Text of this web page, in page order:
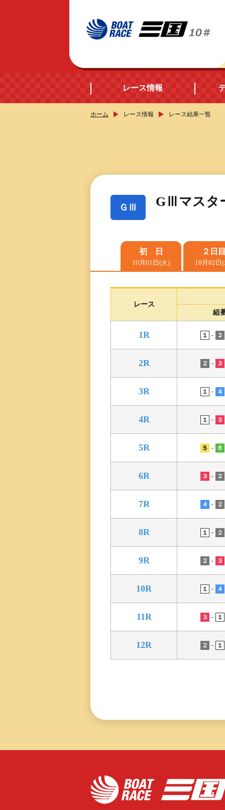
レース情報
レース一覧
レース結果一覧
モーター抽選結果・
前検タイムランキン
得点率ランキング
進入コース別選手成
今節の進入コース別
決まり手
三国専属記者の
直前予想
ホーム レース情報 レース結果一覧
ＧⅢ GⅢマスタ
初 日
10月01日(火)
２日
10月02日
レース
組
1R １ - ２
2R ２ - ３
3R １ - ４
4R １ - ３
5R ５ - ６
6R ３ - ２
7R ４ - ２
8R １ - ２
9R ２ - ３
10R １ - ４
11R ３ - １
12R ２ - １